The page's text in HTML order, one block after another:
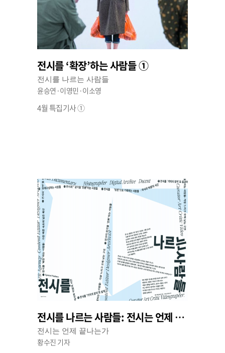
전시를 ‘확장’하는 사람들 ①
전시를 나르는 사람들
윤승연·이영민·이소영
4월 특집기사 ①
전시를 나르는 사람들: 전시는 언제 끝나는가
전시는 언제 끝나는가
황수진 기자